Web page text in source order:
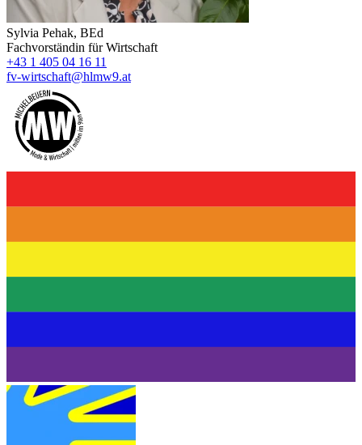
Sylvia Pehak, BEd
Fachvorständin für Wirtschaft
+43 1 405 04 16 11
fv-wirtschaft@hlmw9.at